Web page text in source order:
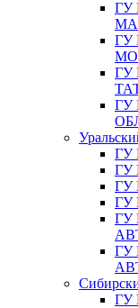
ГУ
ГУ
ГУ
ГУ
ГУ
ГУ
ГУ
ГУ
ГУ
ГУ
ГУ